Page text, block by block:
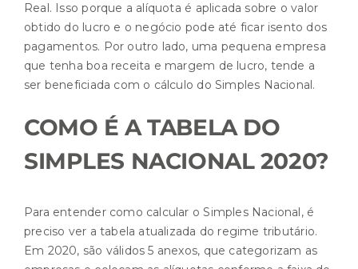
Real. Isso porque a alíquota é aplicada sobre o valor
obtido do lucro e o negócio pode até ficar isento dos
pagamentos. Por outro lado, uma pequena empresa
que tenha boa receita e margem de lucro, tende a
ser beneficiada com o cálculo do Simples Nacional.
COMO É A TABELA DO
SIMPLES NACIONAL 2020?
Para entender como calcular o Simples Nacional, é
preciso ver a tabela atualizada do regime tributário.
Em 2020, são válidos 5 anexos, que categorizam as